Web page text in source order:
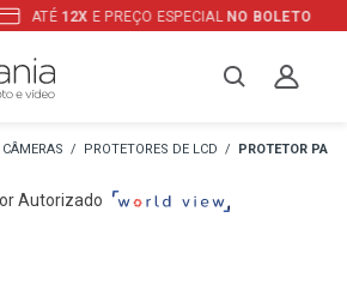
E PREÇO ESPECIAL NO BOLETO
PROTETORES DE LCD PROTETOR
Autorizado